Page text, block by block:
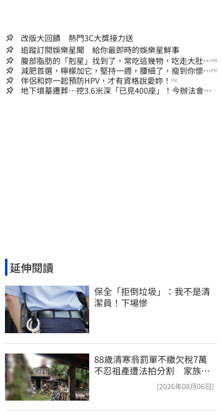
改版大回饋 熱門3C大獎接力送
追蹤訂閱娛樂星聞 給你最即時的娛樂星鮮事
腹部脂肪的「剋星」找到了，常吃這幾物，吃走大肚
囊，瘦出小蠻腰
PR
減肥首選，檸檬加它，堅持一週，腰細了，瘦到你懷疑
人生
PR
伴侶和妳一起預防HPV，才有資格說愛妳！ PR
地下墳墓遷葬…挖3.6米深「已見400座」！今辦法會安
延伸閱讀
保全「拒倒垃圾」：我不是清
潔員！下場慘
88歲清寒翁罰單不繳欠稅7萬
不忍祖產遭法拍分割 家族按
(2026年08月06日)